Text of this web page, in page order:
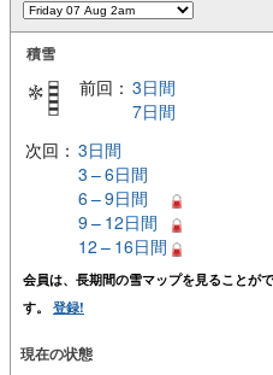
積雪
前回： 3日間
7日間
次回： 3日間
3 – 6日間
6 – 9日間
9 – 12日間
12 – 16日間
会員は、長期間の雪マップを見ることが
す。 登録!
現在の状態